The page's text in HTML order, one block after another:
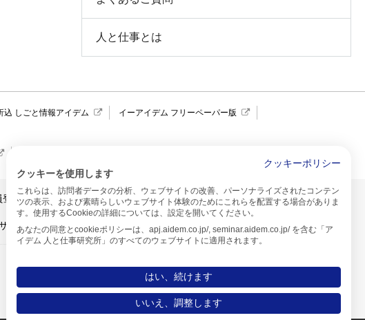
人と仕事とは
込 しごと情報アイデム
イーアイデム フリーペーパー版
登録 サイトのご利用について
イトマップ
クッキーポリシー
クッキーを使用します
これらは、訪問者データの分析、ウェブサイトの改善、パーソナライズされたコンテン
ツの表示、および素晴らしいウェブサイト体験のためにこれらを配置する場合がありま
す。使用するCookieの詳細については、設定を開いてください。
あなたの同意とcookieポリシーは、apj.aidem.co.jp/, seminar.aidem.co.jp/ を含む「ア
イデム 人と仕事研究所」のすべてのウェブサイトに適用されます。
はい、続けます
いいえ、調整します